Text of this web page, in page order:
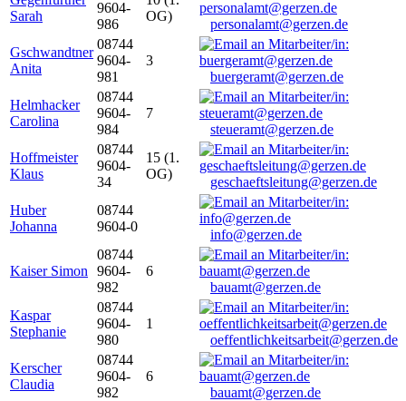
Sarah
9604-
986
OG)
personalamt@gerzen.de
Gschwandtner
Anita
08744
9604-
981
3
buergeramt@gerzen.de
Helmhacker
Carolina
08744
9604-
984
7
steueramt@gerzen.de
Hoffmeister
Klaus
08744
9604-
34
15 (1.
OG)
geschaeftsleitung@gerzen.de
Huber
Johanna
08744
9604-0
info@gerzen.de
Kaiser Simon
08744
9604-
982
6
bauamt@gerzen.de
Kaspar
Stephanie
08744
9604-
980
1
oeffentlichkeitsarbeit@gerzen.de
Kerscher
Claudia
08744
9604-
982
6
bauamt@gerzen.de